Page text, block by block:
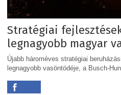
Stratégiai
legnagyobb magyar
Újabb hároméves stratégiai
legnagyobb vasöntödéje, a Busch-